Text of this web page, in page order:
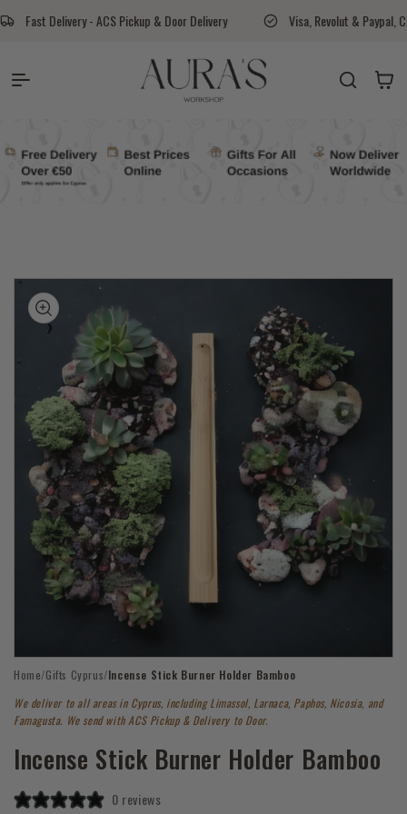
Skip to content
& Door Delivery Visa, Revolut & Paypal, Cash On Delivery Available
Auras Workshop Cart
to
media
in
modal
Home/Gifts Cyprus/Incense Stick Burner Holder Bamboo
We deliver to all areas in Cyprus, including Limassol, Larnaca, Paphos, Nicosia, and
Famagusta. We send with ACS Pickup & Delivery to Door.
Incense Stick Burner Holder Bamboo
0 reviews